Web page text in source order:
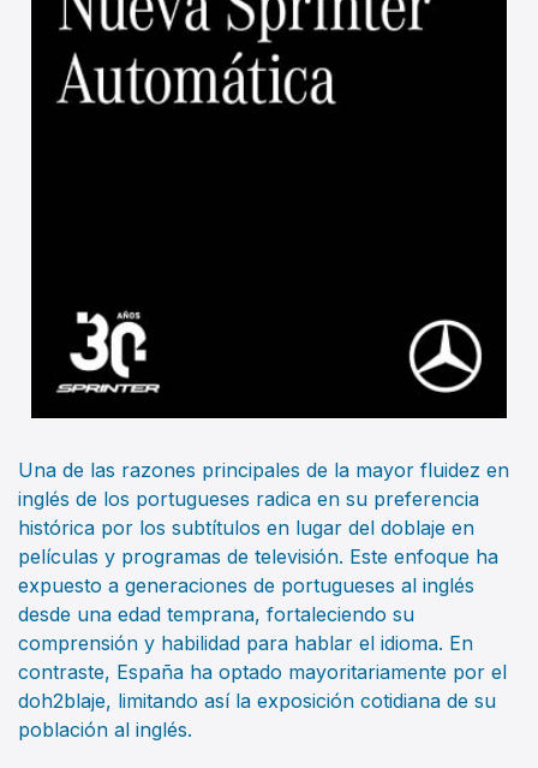
Una de las razones principales de la mayor fluidez en
inglés de los portugueses radica en su preferencia
histórica por los subtítulos en lugar del doblaje en
películas y programas de televisión. Este enfoque ha
expuesto a generaciones de portugueses al inglés
desde una edad temprana, fortaleciendo su
comprensión y habilidad para hablar el idioma. En
contraste, España ha optado mayoritariamente por el
doh2blaje, limitando así la exposición cotidiana de su
población al inglés.